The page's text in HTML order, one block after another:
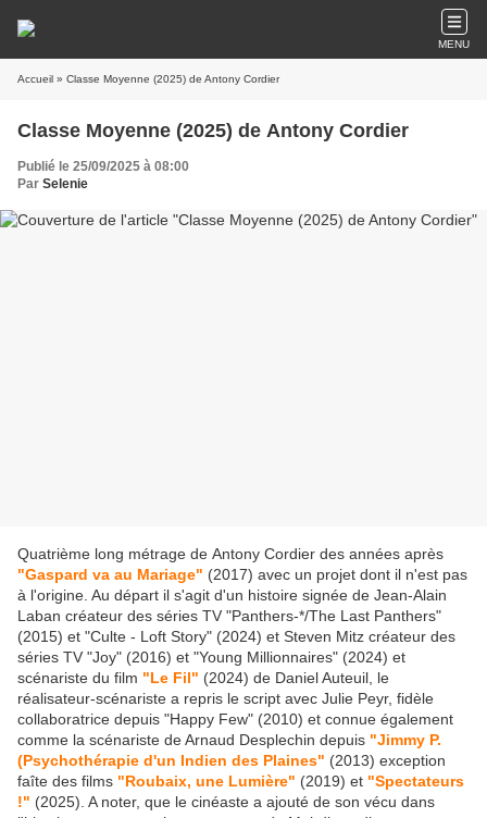
MENU
Accueil » Classe Moyenne (2025) de Antony Cordier
Classe Moyenne (2025) de Antony Cordier
Publié le 25/09/2025 à 08:00
Par Selenie
Quatrième long métrage de Antony Cordier des années après
"Gaspard va au Mariage" (2017) avec un projet dont il n'est pas
à l'origine. Au départ il s'agit d'un histoire signée de Jean-Alain
Laban créateur des séries TV "Panthers-*/The Last Panthers"
(2015) et "Culte - Loft Story" (2024) et Steven Mitz créateur des
séries TV "Joy" (2016) et "Young Millionnaires" (2024) et
scénariste du film "Le Fil" (2024) de Daniel Auteuil, le
réalisateur-scénariste a repris le script avec Julie Peyr, fidèle
collaboratrice depuis "Happy Few" (2010) et connue également
comme la scénariste de Arnaud Desplechin depuis "Jimmy P.
(Psychothérapie d'un Indien des Plaines" (2013) exception
faîte des films "Roubaix, une Lumière" (2019) et "Spectateurs
!" (2025). A noter, que le cinéaste a ajouté de son vécu dans